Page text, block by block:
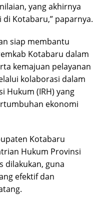
yang akhirnya
Kotabaru,” paparnya.
siap membantu
Kotabaru dalam
kemajuan pelayanan
kolaborasi dalam
Hukum (IRH) yang
ekonomi
Kotabaru
Hukum Provinsi
dilakukan, guna
efektif dan